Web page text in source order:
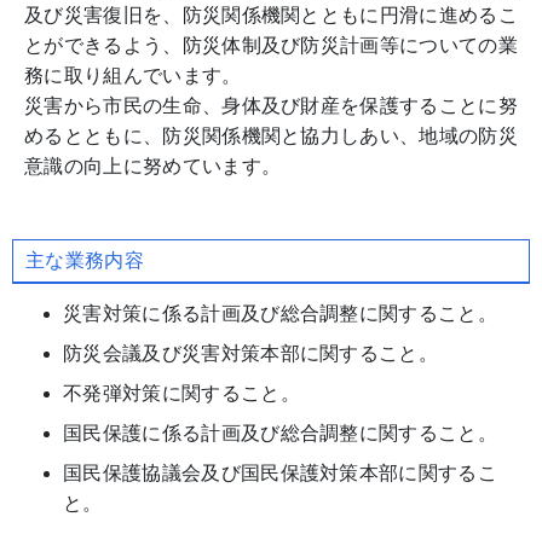
及び災害復旧を、防災関係機関とともに円滑に進めるこ
とができるよう、防災体制及び防災計画等についての業
務に取り組んでいます。
災害から市民の生命、身体及び財産を保護することに努
めるとともに、防災関係機関と協力しあい、地域の防災
意識の向上に努めています。
主な業務内容
災害対策に係る計画及び総合調整に関すること。
防災会議及び災害対策本部に関すること。
不発弾対策に関すること。
国民保護に係る計画及び総合調整に関すること。
国民保護協議会及び国民保護対策本部に関するこ
と。